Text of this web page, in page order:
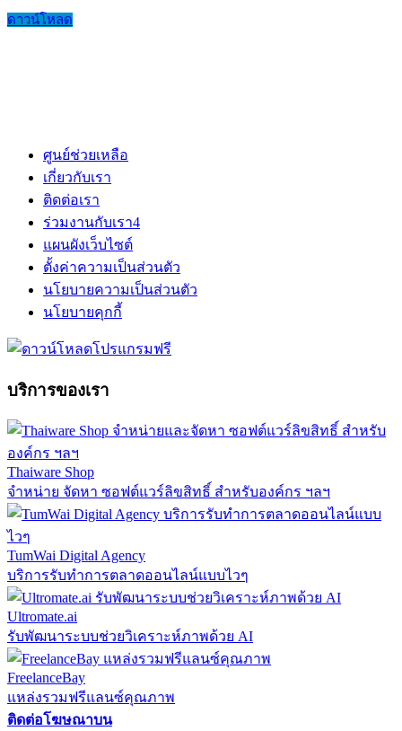
ดาวน์โหลด
ศูนย์ช่วยเหลือ
เกี่ยวกับเรา
ติดต่อเรา
ร่วมงานกับเรา4
แผนผังเว็บไซต์
ตั้งค่าความเป็นส่วนตัว
นโยบายความเป็นส่วนตัว
นโยบายคุกกี้
บริการของเรา
Thaiware Shop
จำหน่าย จัดหา ซอฟต์แวร์ลิขสิทธิ์ สำหรับองค์กร ฯลฯ
TumWai Digital Agency
บริการรับทำการตลาดออนไลน์แบบไวๆ
Ultromate.ai
รับพัฒนาระบบช่วยวิเคราะห์ภาพด้วย AI
FreelanceBay
แหล่งรวมฟรีแลนซ์คุณภาพ
ติดต่อโฆษณาบน